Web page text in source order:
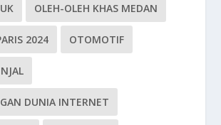
OLEH-OLEH KHAS MEDAN
2024 OTOMOTIF
DUNIA INTERNET